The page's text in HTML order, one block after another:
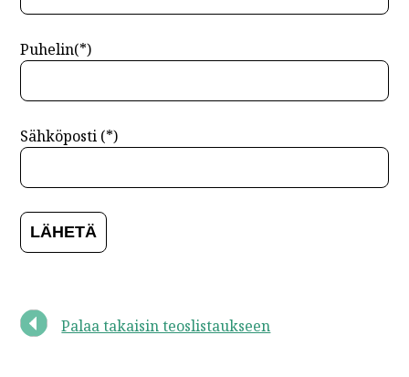
Puhelin(*)
Sähköposti (*)
Palaa takaisin teoslistaukseen